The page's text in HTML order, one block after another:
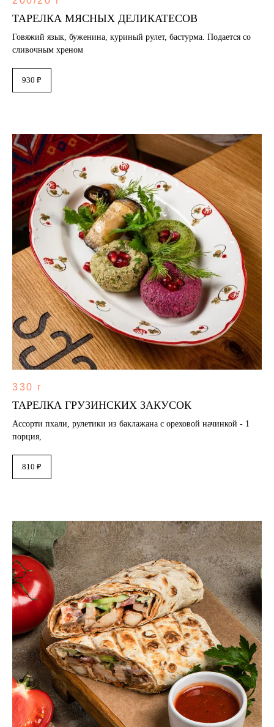
ТАРЕЛКА МЯСНЫХ ДЕЛИКАТЕСОВ
Говяжий язык, буженина, куриный рулет, бастурма. Подается со
сливочным хреном
930 ₽
330 г
ТАРЕЛКА ГРУЗИНСКИХ ЗАКУСОК
Ассорти пхали, рулетики из баклажана с ореховой начинкой - 1
порция,
810 ₽